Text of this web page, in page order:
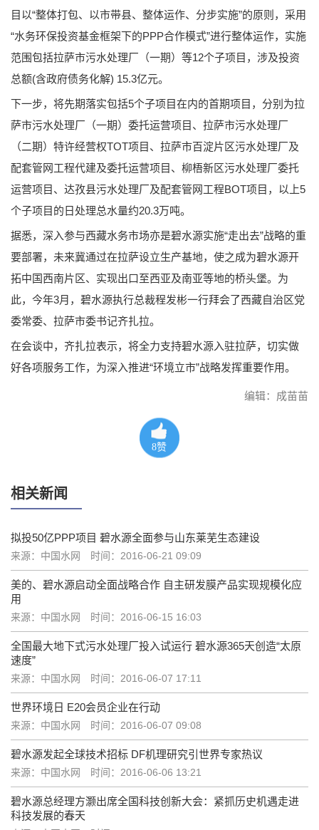
目以“整体打包、以市带县、整体运作、分步实施”的原则，采用
“水务环保投资基金框架下的PPP合作模式”进行整体运作，实施
范围包括拉萨市污水处理厂（一期）等12个子项目，涉及投资
总额(含政府债务化解) 15.3亿元。
下一步，将先期落实包括5个子项目在内的首期项目，分别为拉
萨市污水处理厂（一期）委托运营项目、拉萨市污水处理厂
（二期）特许经营权TOT项目、拉萨市百淀片区污水处理厂及
配套管网工程代建及委托运营项目、柳梧新区污水处理厂委托
运营项目、达孜县污水处理厂及配套管网工程BOT项目，以上5
个子项目的日处理总水量约20.3万吨。
据悉，深入参与西藏水务市场亦是碧水源实施“走出去”战略的重
要部署，未来冀通过在拉萨设立生产基地，使之成为碧水源开
拓中国西南片区、实现出口至西亚及南亚等地的桥头堡。为
此，今年3月，碧水源执行总裁程发彬一行拜会了西藏自治区党
委常委、拉萨市委书记齐扎拉。
在会谈中，齐扎拉表示，将全力支持碧水源入驻拉萨，切实做
好各项服务工作，为深入推进“环境立市”战略发挥重要作用。
编辑：成苗苗
8赞
相关新闻
拟投50亿PPP项目 碧水源全面参与山东莱芜生态建设
来源：中国水网 时间：2016-06-21 09:09
美的、碧水源启动全面战略合作 自主研发膜产品实现规模化应
用
来源：中国水网 时间：2016-06-15 16:03
全国最大地下式污水处理厂投入试运行 碧水源365天创造“太原
速度”
来源：中国水网 时间：2016-06-07 17:11
世界环境日 E20会员企业在行动
来源：中国水网 时间：2016-06-07 09:08
碧水源发起全球技术招标 DF机理研究引世界专家热议
来源：中国水网 时间：2016-06-06 13:21
碧水源总经理方灏出席全国科技创新大会：紧抓历史机遇走进
科技发展的春天